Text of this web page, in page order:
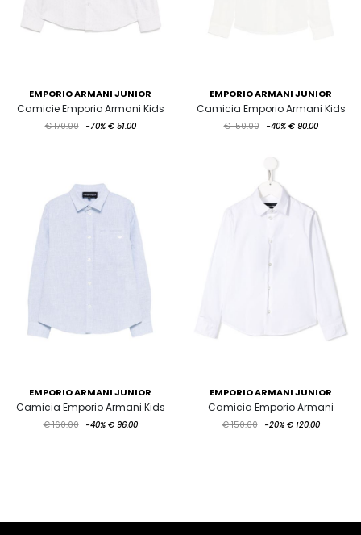
EMPORIO ARMANI JUNIOR
Camicie Emporio Armani Kids
€ 170.00 -70% € 51.00
EMPORIO ARMANI JUNIOR
Camicia Emporio Armani Kids
€ 150.00 -40% € 90.00
EMPORIO ARMANI JUNIOR
Camicia Emporio Armani Kids
€ 160.00 -40% € 96.00
EMPORIO ARMANI JUNIOR
Camicia Emporio Armani
€ 150.00 -20% € 120.00